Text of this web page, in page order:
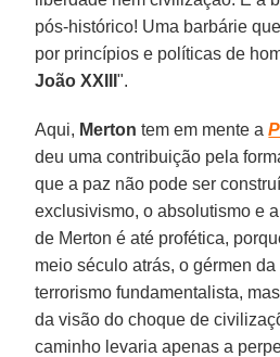
pós-histórico! Uma barbárie
por princípios e políticas de
João XXIII".
Aqui, Merton tem em mente a
deu uma contribuição pela
que a paz não pode ser
exclusivismo, o absolutismo e
de Merton é até profética,
meio século atrás, o gérmen
terrorismo fundamentalista,
da visão do choque de
caminho levaria apenas a